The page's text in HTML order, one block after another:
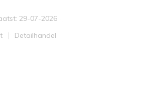
29-07-2026
Werkveld
Detailhandel